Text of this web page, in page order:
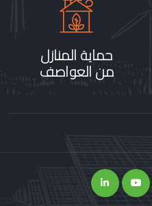
حماية المنازل
من العواصف